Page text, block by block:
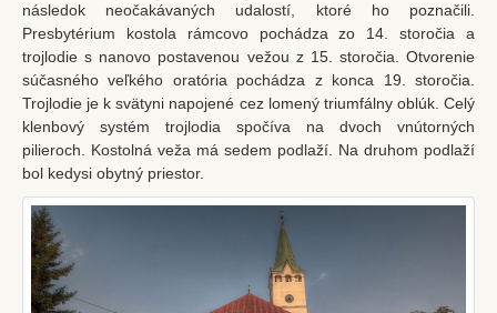
Sanktuárium
Filiálky
Kláštorný kostol Stropkov
Baňa
Chotča
Kalvária
CZŠ sv. Petra a Pavla
Komunitné centrum
následok neočakávaných udalostí, ktoré ho poznačili.
Presbytérium kostola rámcovo pochádza zo 14. storočia a
trojlodie s nanovo postavenou vežou z 15. storočia. Otvorenie
súčasného veľkého oratória pochádza z konca 19. storočia.
Trojlodie je k svätyni napojené cez lomený triumfálny oblúk. Celý
klenbový systém trojlodia spočíva na dvoch vnútorných
pilieroch. Kostolná veža má sedem podlaží. Na druhom podlaží
bol kedysi obytný priestor.